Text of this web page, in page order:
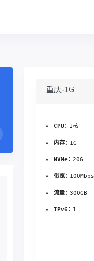
重庆-1G
CPU： 1核
内存： 1G
NVMe： 20G
带宽： 100Mbps
流量： 300GB
IPv6： 1